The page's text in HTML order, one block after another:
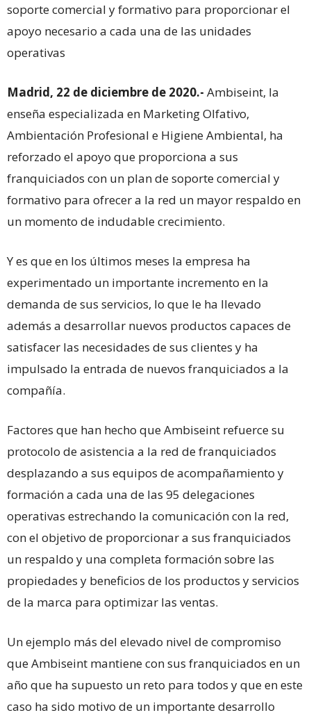
soporte comercial y formativo para proporcionar el
apoyo necesario a cada una de las unidades
operativas
Madrid, 22 de diciembre de 2020.- Ambiseint, la
enseña especializada en Marketing Olfativo,
Ambientación Profesional e Higiene Ambiental, ha
reforzado el apoyo que proporciona a sus
franquiciados con un plan de soporte comercial y
formativo para ofrecer a la red un mayor respaldo en
un momento de indudable crecimiento.
Y es que en los últimos meses la empresa ha
experimentado un importante incremento en la
demanda de sus servicios, lo que le ha llevado
además a desarrollar nuevos productos capaces de
satisfacer las necesidades de sus clientes y ha
impulsado la entrada de nuevos franquiciados a la
compañía.
Factores que han hecho que Ambiseint refuerce su
protocolo de asistencia a la red de franquiciados
desplazando a sus equipos de acompañamiento y
formación a cada una de las 95 delegaciones
operativas estrechando la comunicación con la red,
con el objetivo de proporcionar a sus franquiciados
un respaldo y una completa formación sobre las
propiedades y beneficios de los productos y servicios
de la marca para optimizar las ventas.
Un ejemplo más del elevado nivel de compromiso
que Ambiseint mantiene con sus franquiciados en un
año que ha supuesto un reto para todos y que en este
caso ha sido motivo de un importante desarrollo